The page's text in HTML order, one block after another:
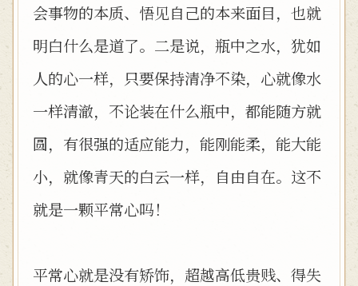
会事物的本质、悟见自己的本来面目，也就
明白什么是道了。二是说，瓶中之水，犹如
人的心一样，只要保持清净不染，心就像水
一样清澈，不论装在什么瓶中，都能随方就
圆，有很强的适应能力，能刚能柔，能大能
小，就像青天的白云一样，自由自在。这不
就是一颗平常心吗！
平常心就是没有矫饰，超越高低贵贱、得失